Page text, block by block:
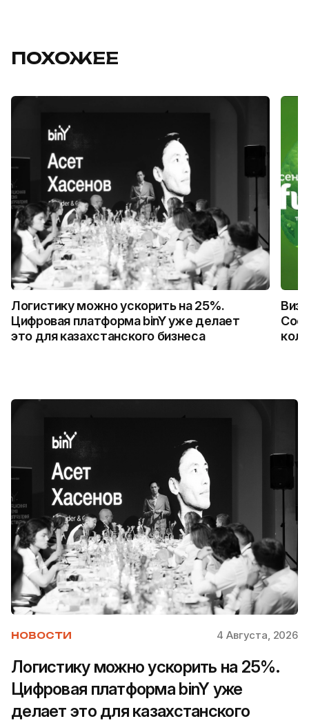
ПОХОЖЕЕ
Логистику можно ускорить на 25%.
Цифровая платформа binY уже делает
это для казахстанского бизнеса
НОВОСТИ 4 Августа, 2026
Логистику можно ускорить на 25%.
Цифровая платформа binY уже
делает это для казахстанского